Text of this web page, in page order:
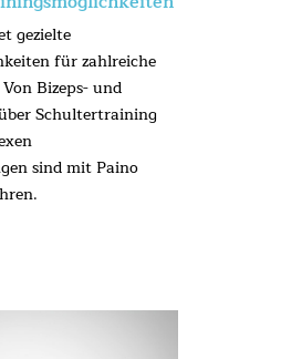
gezielte
für zahlreiche
Bizeps- und
Schultertraining
sind mit Paino